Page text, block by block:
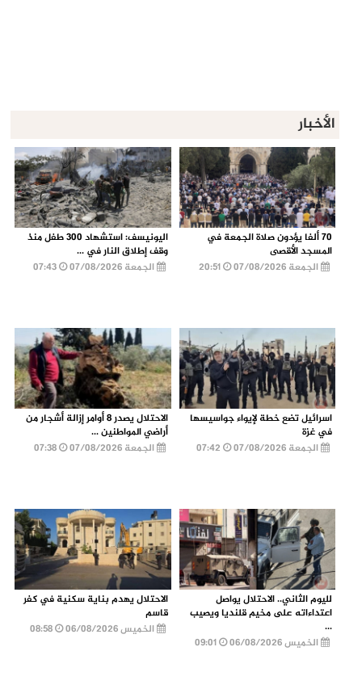
الأخبار
70 ألفا يؤدون صلاة الجمعة في
المسجد الأقصى
الجمعة 07/08/2026
اليونيسف: استشهاد 300 طفل منذ
وقف إطلاق النار في ...
الجمعة 07/08/2026
07:43
اسرائيل تضع خطة لإيواء جواسيسها
في غزة
الجمعة 07/08/2026
الاحتلال يصدر 8 أوامر إزالة أشجار من
أراضي المواطنين ...
الجمعة 07/08/2026
07:38
لليوم الثاني.. الاحتلال يواصل
اعتداءاته على مخيم قلنديا ويصيب
...
الخميس 06/08/2026
الاحتلال يهدم بناية سكنية في كفر
قاسم
الخميس 06/08/2026
08:58